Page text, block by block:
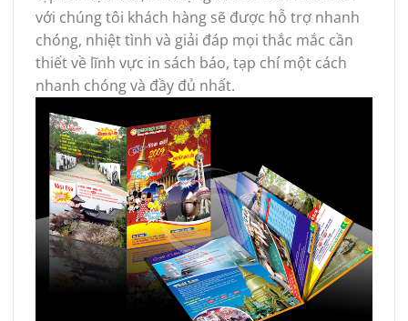
với chúng tôi khách hàng sẽ được hỗ trợ nhanh
chóng, nhiệt tình và giải đáp mọi thắc mắc cần
thiết về lĩnh vực in sách báo, tạp chí một cách
nhanh chóng và đầy đủ nhất.